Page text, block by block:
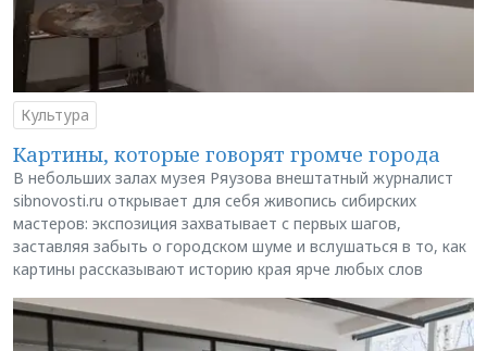
Культура
Картины, которые говорят громче города
В небольших залах музея Ряузова внештатный журналист
sibnovosti.ru открывает для себя живопись сибирских
мастеров: экспозиция захватывает с первых шагов,
заставляя забыть о городском шуме и вслушаться в то, как
картины рассказывают историю края ярче любых слов